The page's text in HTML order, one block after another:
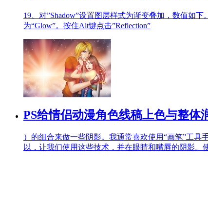
19、对”Shadow”设置图层样式为渐变叠加，数值如
为“Glow”。按住Alt键点击”Reflection”
PS给情侣动漫角色线稿上色与整体
）的组合来做一些阴影。我通常喜欢使用“画笔”工
以，让我们使用这些技术，并在眼睛和嘴唇的阴影